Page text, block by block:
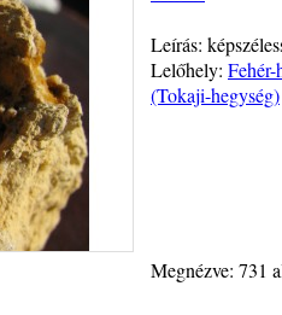
Leírás:
Lelőhely:
(Tokaji-hegység)
Megnézve: 731